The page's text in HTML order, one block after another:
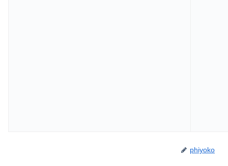
phiyoko